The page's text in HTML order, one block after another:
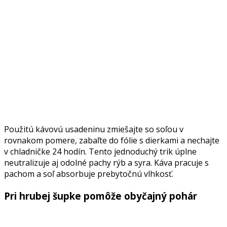
Použitú kávovú usadeninu zmiešajte so soľou v
rovnakom pomere, zabaľte do fólie s dierkami a nechajte
v chladničke 24 hodín. Tento jednoduchý trik úplne
neutralizuje aj odolné pachy rýb a syra. Káva pracuje s
pachom a soľ absorbuje prebytočnú vlhkosť.
Pri hrubej šupke pomôže obyčajný pohár